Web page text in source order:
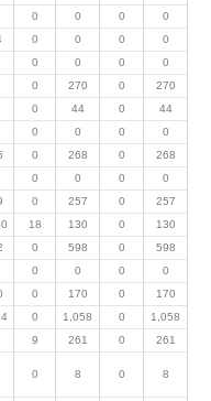
0 0 0
0
0 0 0
0
0 0 0
0
0 270 0
270
0 44 0
44
0 0 0
0
0 268 0
268
0 0 0
0
0 257 0
257
18 130 0
130
0 598 0
598
0 0 0
0
0 170 0
170
0 1,058 0
1,058
9 261 0 261
0 8 0 8